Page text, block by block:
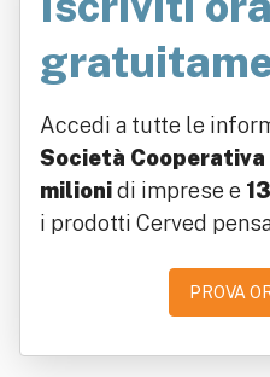
Accedi a tutte le
Società Cooperativa
milionidi imprese e
i prodotti Cerved
PROVA